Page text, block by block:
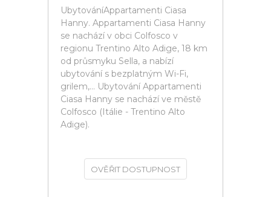
UbytováníAppartamenti Ciasa
Hanny. Appartamenti Ciasa Hanny
se nachází v obci Colfosco v
regionu Trentino Alto Adige, 18 km
od průsmyku Sella, a nabízí
ubytování s bezplatným Wi-Fi,
grilem,... Ubytování Appartamenti
Ciasa Hanny se nachází ve městě
Colfosco (Itálie - Trentino Alto
Adige).
OVĚŘIT DOSTUPNOST